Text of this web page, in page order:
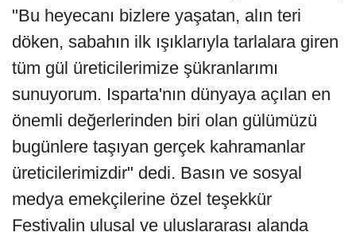
"Bu heyecanı bizlere yaşatan, alın teri
döken, sabahın ilk ışıklarıyla tarlalara giren
tüm gül üreticilerimize şükranlarımı
sunuyorum. Isparta'nın dünyaya açılan en
önemli değerlerinden biri olan gülümüzü
bugünlere taşıyan gerçek kahramanlar
üreticilerimizdir" dedi. Basın ve sosyal
medya emekçilerine özel teşekkür
Festivalin ulusal ve uluslararası alanda